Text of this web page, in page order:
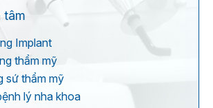
tâm
Implant
thẩm mỹ
sứ thẩm mỹ
lý nha khoa